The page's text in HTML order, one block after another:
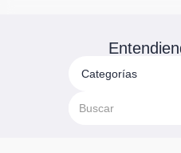
Categorías